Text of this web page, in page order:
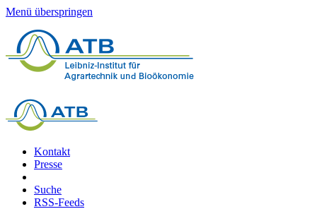
Menü überspringen
Kontakt
Presse
Suche
RSS-Feeds